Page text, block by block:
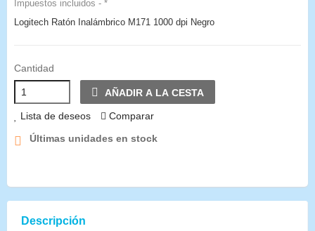
Impuestos incluidos
*
Logitech Ratón Inalámbrico M171 1000 dpi Negro
Cantidad
AÑADIR A LA CESTA
Lista de deseos
Comparar
Últimas unidades en stock
Descripción